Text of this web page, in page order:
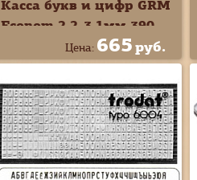
Касса букв и цифр GRM
Econom 2,2-3,1мм 390
символов русс с
пинцетом UNI-set
Цена: 665руб.